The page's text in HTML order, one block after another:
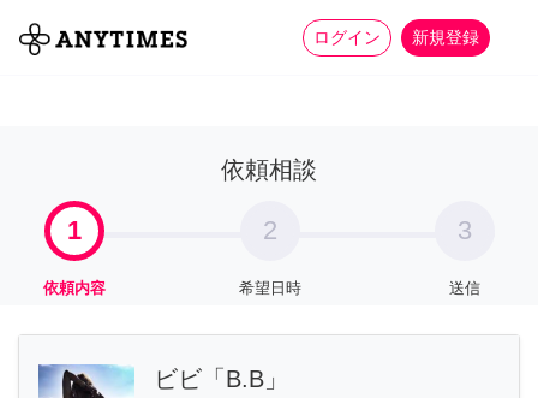
ログイン 新規登録
全て 家事 more_horiz
依頼相談
1
依頼内容
2
希望日時
3
送信
ビビ「B.B」